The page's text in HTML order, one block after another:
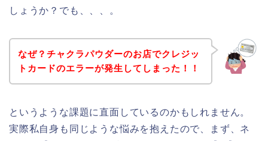
しょうか？でも、、、。
なぜ？チャクラパウダーのお店でクレジッ
トカードのエラーが発生してしまった！！
というような課題に直面しているのかもしれません。
実際私自身も同じような悩みを抱えたので、まず、ネ